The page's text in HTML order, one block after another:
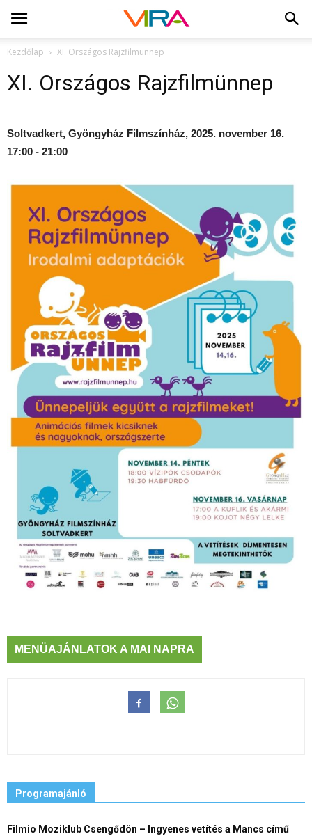
Kezdőlap XI. Országos Rajzfilmünnep
XI. Országos Rajzfilmünnep
Soltvadkert, Gyöngyház Filmszínház, 2025. november 16.
17:00 - 21:00
MENÜAJÁNLATOK A MAI NAPRA
Programajánló
Filmio Moziklub Csengődön – Ingyenes vetítés a Mancs című